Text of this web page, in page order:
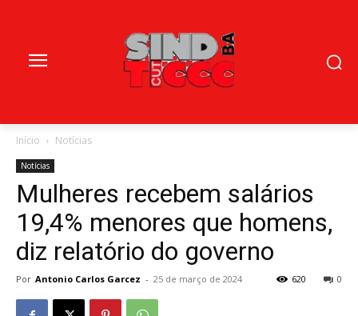
Início Notícias
Notícias
Mulheres recebem salários
19,4% menores que homens,
diz relatório do governo
Por Antonio Carlos Garcez - 25 de março de 2024 0
620